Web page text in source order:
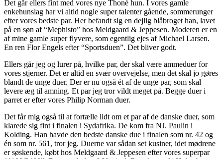
Det går ellers fint med vores nye Thoné hun. I vores gamle
enkehunslag har vi altid nogle super talenter gående, sommerunger
efter vores bedste par. Her befandt sig en dejlig blåbroget han, lavet
på en søn af “Mephisto” hos Meldgaard & Jeppesen. Moderen er en
af mine gamle super flyvere, som egentlig ejes af Michael Larsen.
En ren Flor Engels efter “Sportsduen”. Det bliver godt.
Ellers går jeg og lurer på, hvilke par, der skal være ammeduer for
vores stjerner. Det er altid en svær overvejelse, men det skal jo gøres
blandt de unge duer. Der er nu også ét af de unge par, som skal
levere æg til amning. Et par jeg tror vildt meget på. Begge duer i
parret er efter vores Philip Norman duer.
Det får mig også til at fortælle lidt om et par af de danske duer, som
klarede sig fint i finalen i Sydafrika. De kom fra NJ. Paulin i
Kolding. Han havde den bedste danske due i finalen som nr. 42 og
én som nr. 561, tror jeg. Duerne var sådan set kusiner, idet mødrene
er søskende, købt hos Meldgaard & Jeppesen efter vores superpar